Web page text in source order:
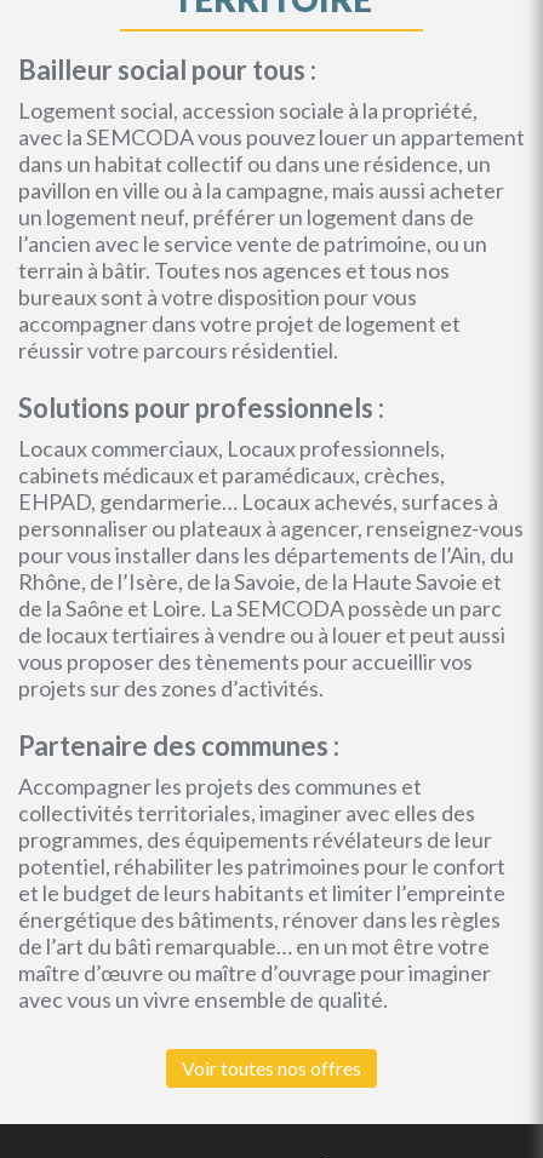
Bailleur social pour tous :
Logement social, accession sociale à la propriété,
avec la SEMCODA vous pouvez louer un appartement
dans un habitat collectif ou dans une résidence, un
pavillon en ville ou à la campagne, mais aussi acheter
un logement neuf, préférer un logement dans de
l’ancien avec le service vente de patrimoine, ou un
terrain à bâtir. Toutes nos agences et tous nos
bureaux sont à votre disposition pour vous
accompagner dans votre projet de logement et
réussir votre parcours résidentiel.
Solutions pour professionnels :
Locaux commerciaux, Locaux professionnels,
cabinets médicaux et paramédicaux, crèches,
EHPAD, gendarmerie… Locaux achevés, surfaces à
personnaliser ou plateaux à agencer, renseignez-vous
pour vous installer dans les départements de l’Ain, du
Rhône, de l’Isère, de la Savoie, de la Haute Savoie et
de la Saône et Loire. La SEMCODA possède un parc
de locaux tertiaires à vendre ou à louer et peut aussi
vous proposer des tènements pour accueillir vos
projets sur des zones d’activités.
Partenaire des communes :
Accompagner les projets des communes et
collectivités territoriales, imaginer avec elles des
programmes, des équipements révélateurs de leur
potentiel, réhabiliter les patrimoines pour le confort
et le budget de leurs habitants et limiter l’empreinte
énergétique des bâtiments, rénover dans les règles
de l’art du bâti remarquable… en un mot être votre
maître d’œuvre ou maître d’ouvrage pour imaginer
avec vous un vivre ensemble de qualité.
Voir toutes nos offres